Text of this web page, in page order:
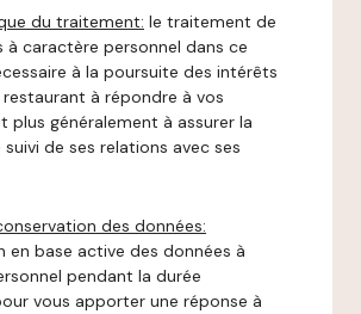
du traitement: le traitement de
à caractère personnel dans ce
à la poursuite des intérêts
à répondre à vos
plus généralement à assurer la
de ses relations avec ses
des données:
en base active des données à
pendant la durée
vous apporter une réponse à